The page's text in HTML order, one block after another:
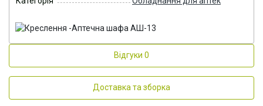
Відгуки 0
Доставка та зборка